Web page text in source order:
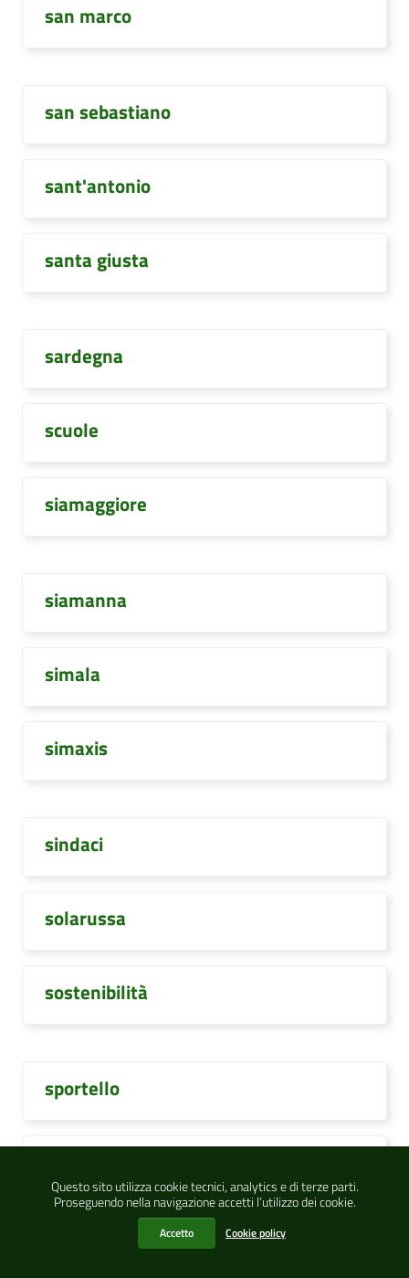
Questo sito utilizza cookie tecnici, analytics e di terze parti.
Proseguendo nella navigazione accetti l’utilizzo dei cookie.
Accetto Cookie policy
san marco
san sebastiano
sant'antonio
santa giusta
sardegna
scuole
siamaggiore
siamanna
simala
simaxis
sindaci
solarussa
sostenibilità
sportello